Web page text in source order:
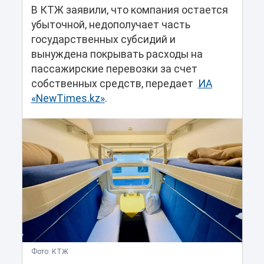
В КТЖ заявили, что компания остается
убыточной, недополучает часть
государственных субсидий и
вынуждена покрывать расходы на
пассажирские перевозки за счет
собственных средств, передает ИА
«NewTimes.kz».
Фото: КТЖ